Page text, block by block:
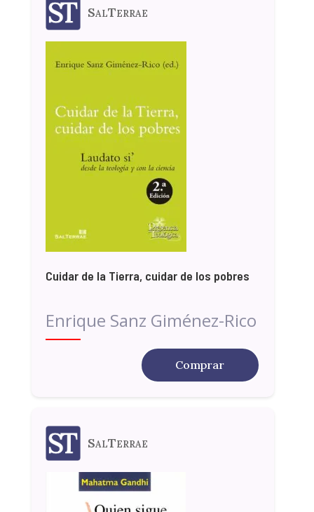
SalTerrae
Cuidar de la Tierra, cuidar de los pobres
Enrique Sanz Giménez-Rico
Comprar
SalTerrae